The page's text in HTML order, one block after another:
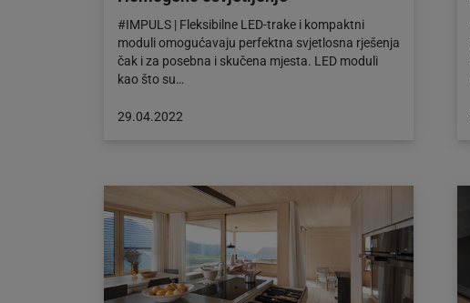
#IMPULS | Fleksibilne LED-trake i kompaktni
moduli omogućavaju perfektna svjetlosna rješenja
čak i za posebna i skučena mjesta. LED moduli
kao što su…
Objava
29.04.2022